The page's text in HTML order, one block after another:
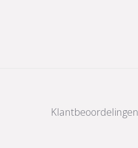
Klantbeoordelingen